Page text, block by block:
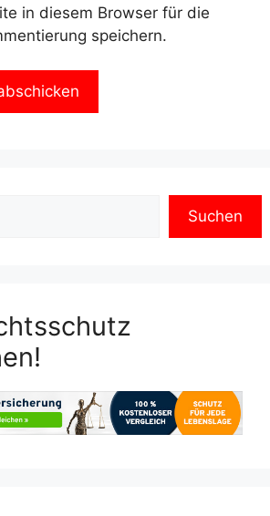
in diesem Browser für die
speichern.
Suchen